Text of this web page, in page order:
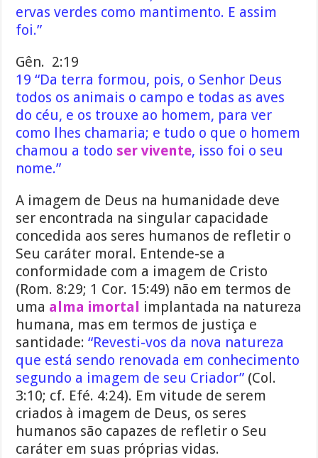
ervas verdes como mantimento. E assim
foi.”
Gên. 2:19
19 “Da terra formou, pois, o Senhor Deus
todos os animais o campo e todas as aves
do céu, e os trouxe ao homem, para ver
como lhes chamaria; e tudo o que o homem
chamou a todo ser vivente, isso foi o seu
nome.”
A imagem de Deus na humanidade deve
ser encontrada na singular capacidade
concedida aos seres humanos de refletir o
Seu caráter moral. Entende-se a
conformidade com a imagem de Cristo
(Rom. 8:29; 1 Cor. 15:49) não em termos de
uma alma imortal implantada na natureza
humana, mas em termos de justiça e
santidade: “Revesti-vos da nova natureza
que está sendo renovada em conhecimento
segundo a imagem de seu Criador” (Col.
3:10; cf. Efé. 4:24). Em vitude de serem
criados à imagem de Deus, os seres
humanos são capazes de refletir o Seu
caráter em suas próprias vidas.